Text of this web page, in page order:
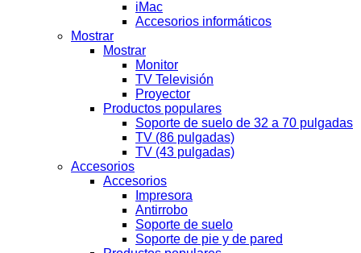
iMac
Accesorios informáticos
Mostrar
Mostrar
Monitor
TV Televisión
Proyector
Productos populares
Soporte de suelo de 32 a 70 pulgadas
TV (86 pulgadas)
TV (43 pulgadas)
Accesorios
Accesorios
Impresora
Antirrobo
Soporte de suelo
Soporte de pie y de pared